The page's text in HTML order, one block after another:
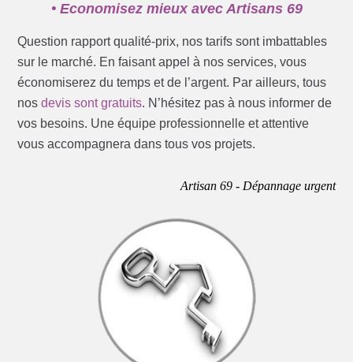
• Economisez mieux avec Artisans 69
Question rapport qualité-prix, nos tarifs sont imbattables
sur le marché. En faisant appel à nos services, vous
économiserez du temps et de l’argent. Par ailleurs, tous
nosdevis sont gratuits. N’hésitez pas à nous informer de
vos besoins. Une équipe professionnelle et attentive
vous accompagnera dans tous vos projets.
Artisan 69 - Dépannage urgent